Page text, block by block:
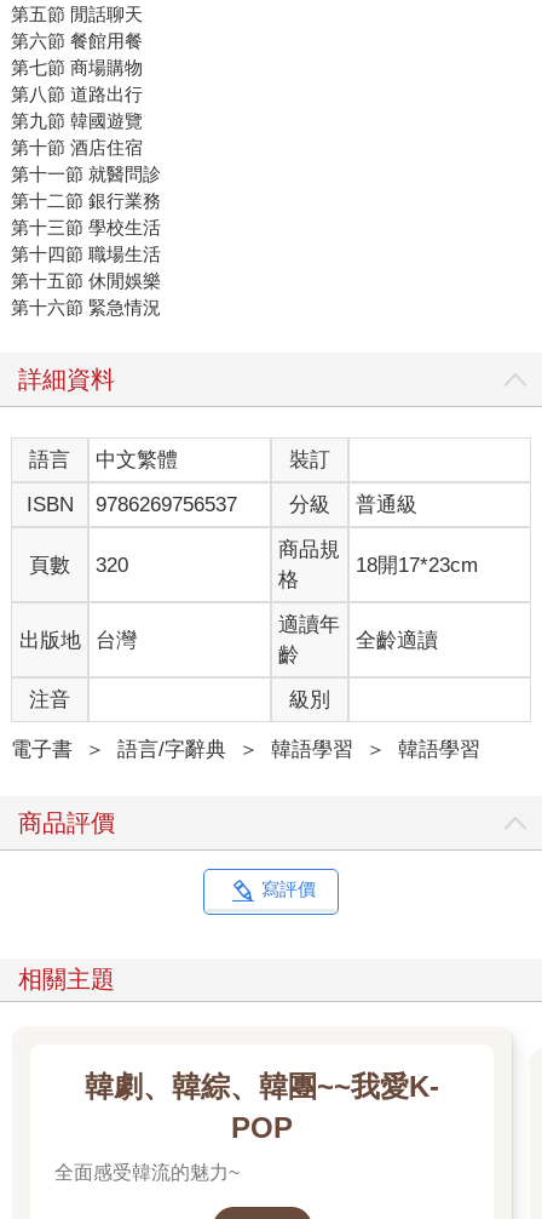
第五節 閒話聊天
第六節 餐館用餐
第七節 商場購物
第八節 道路出行
第九節 韓國遊覽
第十節 酒店住宿
第十一節 就醫問診
第十二節 銀行業務
第十三節 學校生活
第十四節 職場生活
第十五節 休閒娛樂
第十六節 緊急情況
詳細資料
語言 中文繁體
裝訂
ISBN
9786269756537 分級 普通級
頁數 320
商品規
格
18開17*23cm
出版地 台灣
適讀年
齡
全齡適讀
注音 級別
電子書 ＞ 語言/字辭典 ＞ 韓語學習 ＞ 韓語學習
商品評價
寫評價
相關主題
韓劇、韓綜、韓團~~我愛K-
POP
全面感受韓流的魅力~